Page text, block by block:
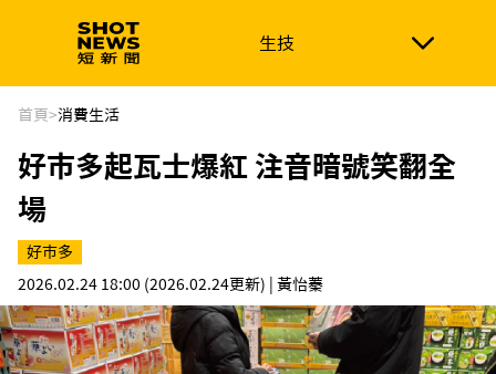
生技
生技 政治
新南向 體育
首頁>消費生活
好市多起瓦士爆紅 注音暗號笑翻全
場
好市多
2026.02.24 18:00 (2026.02.24更新) | 黃怡蓁